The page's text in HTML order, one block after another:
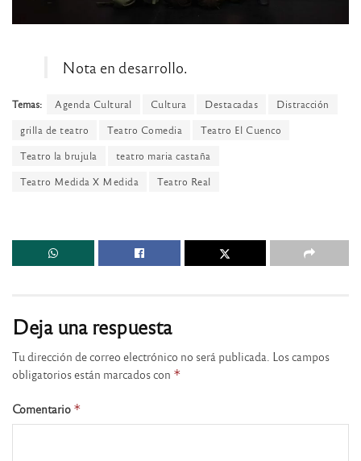
Nota en desarrollo.
Temas: Agenda Cultural Cultura Destacadas
Distracción
grilla de teatro
Teatro Comedia
Teatro El Cuenco
Teatro la brujula
teatro maria castaña
Teatro Medida X Medida
Teatro Real
Deja una respuesta
Tu dirección de correo electrónico no será publicada. Los campos
obligatorios están marcados con *
Comentario *